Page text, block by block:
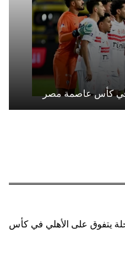
في كأس عاصمة مصر
يتفوق على الأهلي في كأس